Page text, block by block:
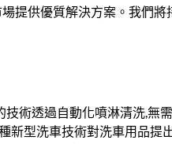
提供優質解決方案。我們
術透過自動化噴淋清洗,無
型洗車技術對洗車用品提